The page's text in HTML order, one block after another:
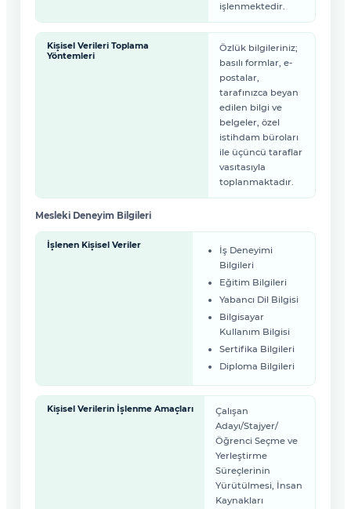
işlenmektedir.
Kişisel Verileri Toplama
Yöntemleri
Özlük bilgileriniz;
basılı formlar, e-
postalar,
tarafınızca beyan
edilen bilgi ve
belgeler, özel
istihdam büroları
ile üçüncü taraflar
vasıtasıyla
toplanmaktadır.
Mesleki Deneyim Bilgileri
İşlenen Kişisel Veriler
İş Deneyimi
Bilgileri
Eğitim Bilgileri
Yabancı Dil Bilgisi
Bilgisayar
Kullanım Bilgisi
Sertifika Bilgileri
Diploma Bilgileri
Kişisel Verilerin İşlenme Amaçları
Çalışan
Adayı/Stajyer/
Öğrenci Seçme ve
Yerleştirme
Süreçlerinin
Yürütülmesi, İnsan
Kaynakları